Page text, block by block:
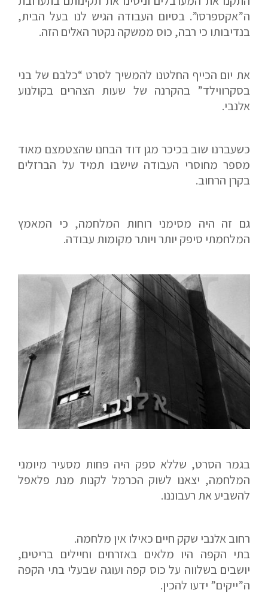
ה”אקספרסו”. בסיום העבודה הגיש לנו בעל הבית,
בנדיבותו כי רבה, כוס ממשקה נקטר האלים הזה.
את יום הכייף החלטנו להמשיך לסרט “כלבם של בני
בסקרווילד” בהקרנה של שעות הצהרים בקולנוע
אלנבי.
כשעברנו שוב בכיכר מגן דוד הבחנו שהצטמצם מאוד
מספר מחוסרי העבודה שישבו תמיד על הברזלים
בקרן הרחוב.
גם זה היה מסימני רוחות המלחמה, כי המאמץ
המלחמתי סיפק יותר ויותר מקומות עבודה.
בגמר הסרט, שללא ספק היה פחות מסעיר מיומני
המלחמה, יצאנו לשוק הכרמל לקנות מנת פלאפל
להשביע את רעבוננו.
רחוב אלנבי שקק חיים כאילו אין מלחמה.
בתי הקפה היו מלאים באזרחים וחיילים בריטים,
יושבים בשלווה על כוס קפה ועוגה שבעלי בתי הקפה
ה”ייקים” ידעו להכין.